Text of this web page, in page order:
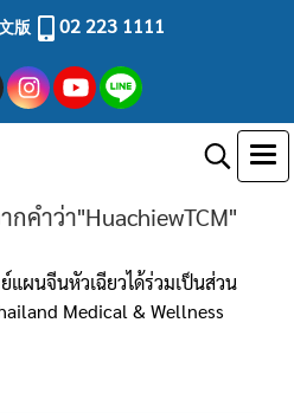
版 02 223 1111
คำว่า"HuachiewTCM"
ผนจีนหัวเฉียวได้ร่วมเป็นส่วน
Medical & Wellness